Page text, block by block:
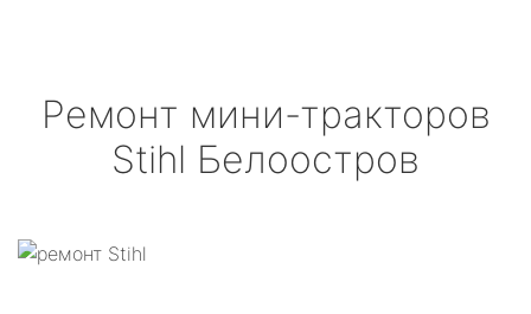
Ремонт мини-тракторов
Stihl Белоостров